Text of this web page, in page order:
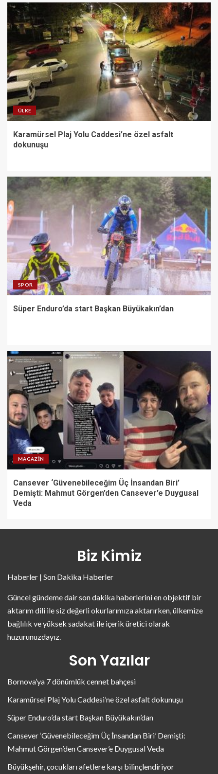
ÜLKE
Karamürsel Plaj Yolu Caddesi’ne özel asfalt
dokunuşu
SPOR
Süper Enduro’da start Başkan Büyükakın’dan
MAGAZIN
Cansever ‘Güvenebileceğim Üç İnsandan Biri’
Demişti: Mahmut Görgen’den Cansever’e Duygusal
Veda
Biz Kimiz
Haberler | Son Dakika Haberler
Güncel gündeme dair son dakika haberlerini en objektif bir
aktarım dili ile siz değerli okurlarımıza aktarırken, ülkemize
bağlılık ve yüksek sadakat ile içerik üretici olarak
huzurunuzdayız.
Son Yazılar
Bornova’ya 7 dönümlük cennet bahçesi
Karamürsel Plaj Yolu Caddesi’ne özel asfalt dokunuşu
Süper Enduro’da start Başkan Büyükakın’dan
Cansever ‘Güvenebileceğim Üç İnsandan Biri’ Demişti:
Mahmut Görgen’den Cansever’e Duygusal Veda
Büyükşehir, çocukları afetlere karşı bilinçlendiriyor